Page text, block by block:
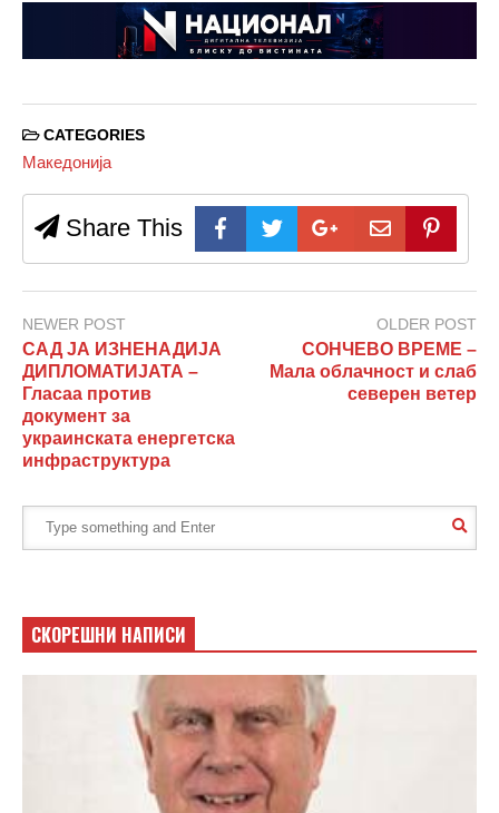
CATEGORIES
Македонија
Share This
NEWER POST
САД ЈА ИЗНЕНАДИЈА
ДИПЛОМАТИЈАТА –
Гласаа против
документ за
украинската енергетска
инфраструктура
OLDER POST
СОНЧЕВО ВРЕМЕ –
Мала облачност и слаб
северен ветер
СКОРЕШНИ НАПИСИ